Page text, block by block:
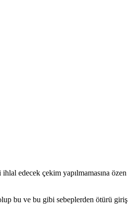
edecek çekim yapılmamasına
bu ve bu gibi sebeplerden ötürü